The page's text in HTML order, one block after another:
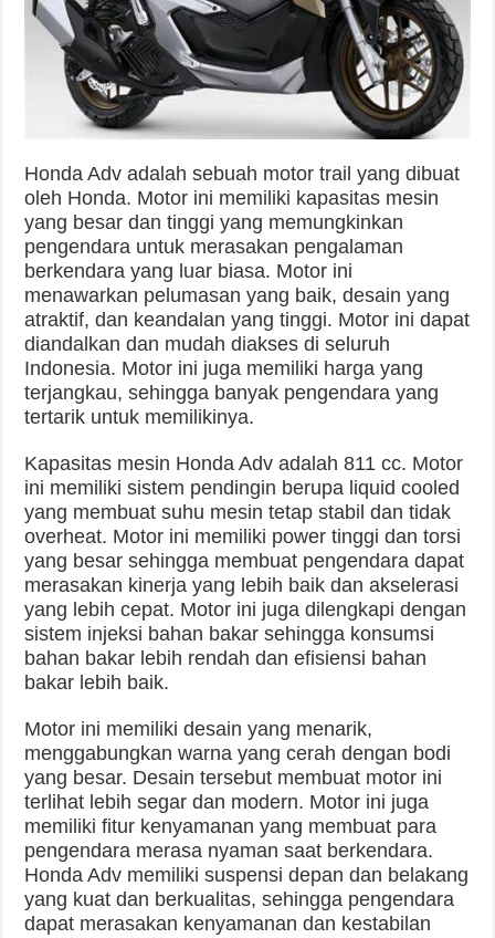
Honda Adv adalah sebuah motor trail yang dibuat
oleh Honda. Motor ini memiliki kapasitas mesin
yang besar dan tinggi yang memungkinkan
pengendara untuk merasakan pengalaman
berkendara yang luar biasa. Motor ini
menawarkan pelumasan yang baik, desain yang
atraktif, dan keandalan yang tinggi. Motor ini dapat
diandalkan dan mudah diakses di seluruh
Indonesia. Motor ini juga memiliki harga yang
terjangkau, sehingga banyak pengendara yang
tertarik untuk memilikinya.
Kapasitas mesin Honda Adv adalah 811 cc. Motor
ini memiliki sistem pendingin berupa liquid cooled
yang membuat suhu mesin tetap stabil dan tidak
overheat. Motor ini memiliki power tinggi dan torsi
yang besar sehingga membuat pengendara dapat
merasakan kinerja yang lebih baik dan akselerasi
yang lebih cepat. Motor ini juga dilengkapi dengan
sistem injeksi bahan bakar sehingga konsumsi
bahan bakar lebih rendah dan efisiensi bahan
bakar lebih baik.
Motor ini memiliki desain yang menarik,
menggabungkan warna yang cerah dengan bodi
yang besar. Desain tersebut membuat motor ini
terlihat lebih segar dan modern. Motor ini juga
memiliki fitur kenyamanan yang membuat para
pengendara merasa nyaman saat berkendara.
Honda Adv memiliki suspensi depan dan belakang
yang kuat dan berkualitas, sehingga pengendara
dapat merasakan kenyamanan dan kestabilan